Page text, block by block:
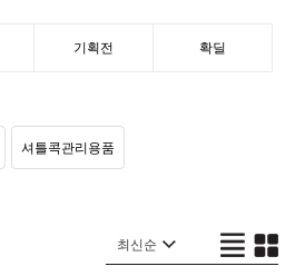
기획전 확딜
셔틀콕관리용품